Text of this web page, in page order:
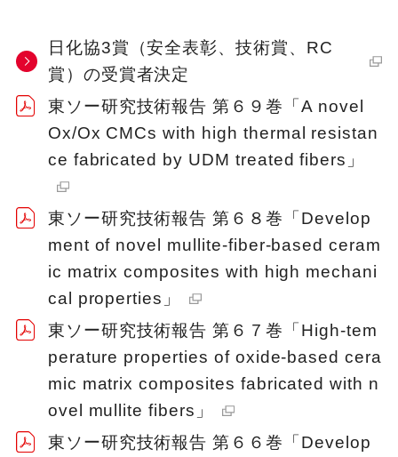
日化協3賞（安全表彰、技術賞、RC
賞）の受賞者決定
東ソー研究技術報告 第６９巻「A novel
Ox/Ox CMCs with high thermal resistan
ce fabricated by UDM treated fibers」
東ソー研究技術報告 第６８巻「Develop
ment of novel mullite-fiber-based ceram
ic matrix composites with high mechani
cal properties」
東ソー研究技術報告 第６７巻「High-tem
perature properties of oxide-based cera
mic matrix composites fabricated with n
ovel mullite fibers」
東ソー研究技術報告 第６６巻「Develop